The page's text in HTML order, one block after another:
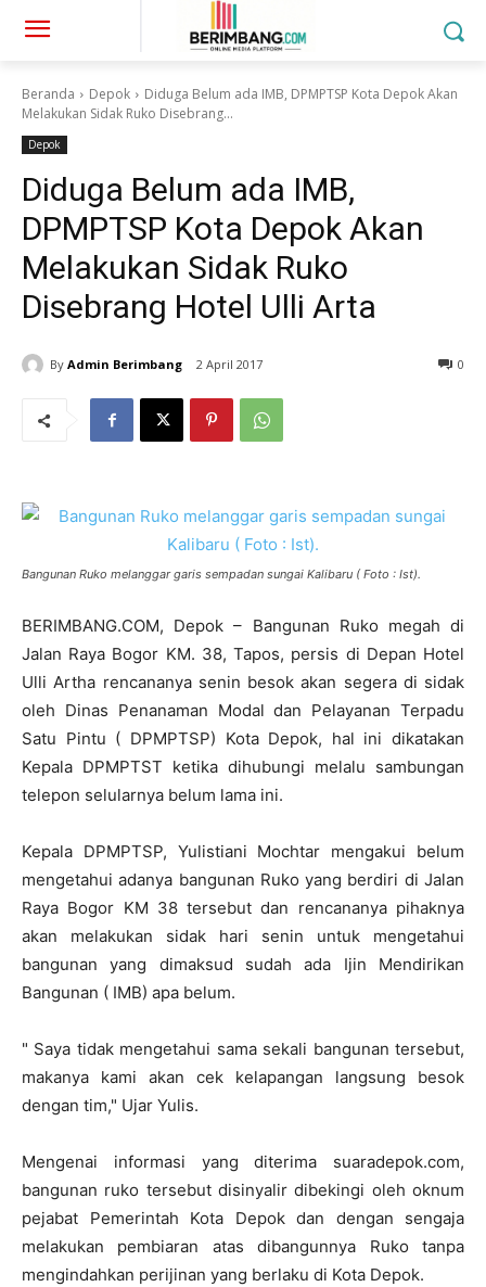
Beranda Depok
Diduga Belum ada IMB, DPMPTSP Kota Depok Akan
Melakukan Sidak Ruko Disebrang...
Depok
Diduga Belum ada IMB,
DPMPTSP Kota Depok Akan
Melakukan Sidak Ruko
Disebrang Hotel Ulli Arta
By Admin Berimbang 2 April 2017 0
Bangunan Ruko melanggar garis sempadan sungai Kalibaru ( Foto : Ist).
BERIMBANG.COM, Depok – Bangunan Ruko megah di
Jalan Raya Bogor KM. 38, Tapos, persis di Depan Hotel
Ulli Artha rencananya senin besok akan segera di sidak
oleh Dinas Penanaman Modal dan Pelayanan Terpadu
Satu Pintu ( DPMPTSP) Kota Depok, hal ini dikatakan
Kepala DPMPTST ketika dihubungi melalu sambungan
telepon selularnya belum lama ini.
Kepala DPMPTSP, Yulistiani Mochtar mengakui belum
mengetahui adanya bangunan Ruko yang berdiri di Jalan
Raya Bogor KM 38 tersebut dan rencananya pihaknya
akan melakukan sidak hari senin untuk mengetahui
bangunan yang dimaksud sudah ada Ijin Mendirikan
Bangunan ( IMB) apa belum.
" Saya tidak mengetahui sama sekali bangunan tersebut,
makanya kami akan cek kelapangan langsung besok
dengan tim," Ujar Yulis.
Mengenai informasi yang diterima suaradepok.com,
bangunan ruko tersebut disinyalir dibekingi oleh oknum
pejabat Pemerintah Kota Depok dan dengan sengaja
melakukan pembiaran atas dibangunnya Ruko tanpa
mengindahkan perijinan yang berlaku di Kota Depok.